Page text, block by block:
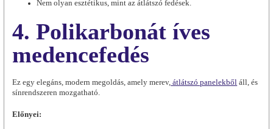
Nem olyan esztétikus, mint az átlátszó fedések.
4. Polikarbonát íves
medencefedés
Ez egy elegáns, modern megoldás, amely merev, átlátszó panelekből áll, és
sínrendszeren mozgatható.
Előnyei: